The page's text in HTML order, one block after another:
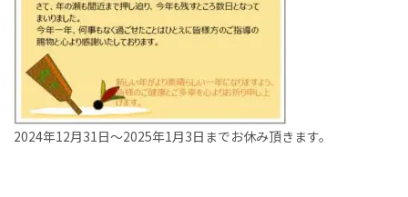
2024年12月31日〜2025年1月3日までお休み頂きます。